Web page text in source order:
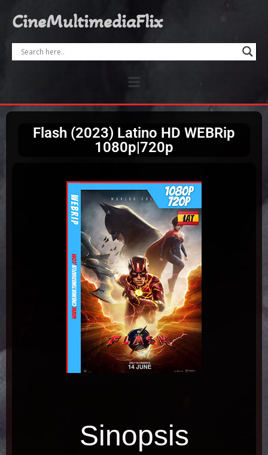
CineMultimediaFlix
Flash (2023) Latino HD WEBRip
1080p|720p
Sinopsis